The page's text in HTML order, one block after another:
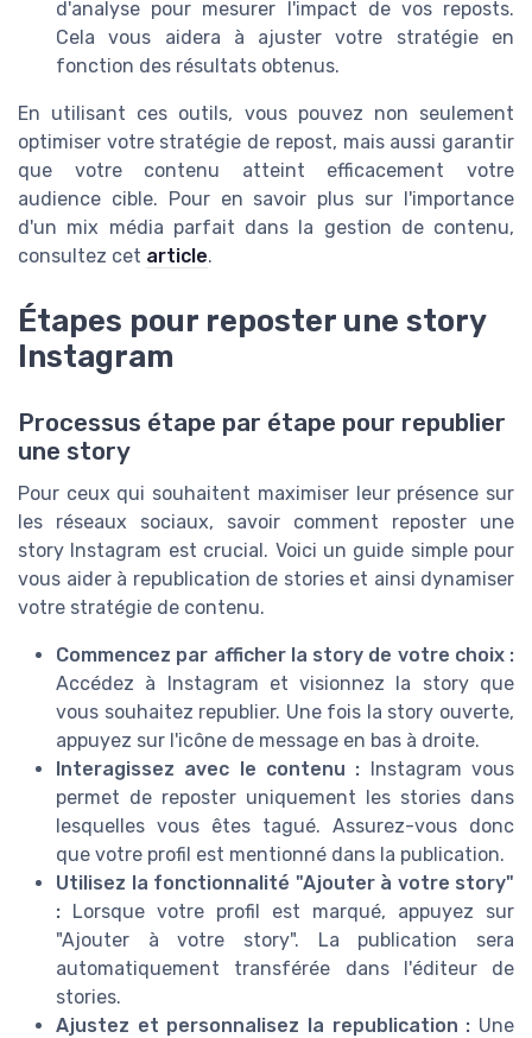
d'analyse pour mesurer l'impact de vos reposts.
Cela vous aidera à ajuster votre stratégie en
fonction des résultats obtenus.
En utilisant ces outils, vous pouvez non seulement
optimiser votre stratégie de repost, mais aussi garantir
que votre contenu atteint efficacement votre
audience cible. Pour en savoir plus sur l'importance
d'un mix média parfait dans la gestion de contenu,
consultez cet article.
Étapes pour reposter une story
Instagram
Processus étape par étape pour republier
une story
Pour ceux qui souhaitent maximiser leur présence sur
les réseaux sociaux, savoir comment reposter une
story Instagram est crucial. Voici un guide simple pour
vous aider à republication de stories et ainsi dynamiser
votre stratégie de contenu.
Commencez par afficher la story de votre choix :
Accédez à Instagram et visionnez la story que
vous souhaitez republier. Une fois la story ouverte,
appuyez sur l'icône de message en bas à droite.
Interagissez avec le contenu : Instagram vous
permet de reposter uniquement les stories dans
lesquelles vous êtes tagué. Assurez-vous donc
que votre profil est mentionné dans la publication.
Utilisez la fonctionnalité "Ajouter à votre story"
: Lorsque votre profil est marqué, appuyez sur
"Ajouter à votre story". La publication sera
automatiquement transférée dans l'éditeur de
stories.
Ajustez et personnalisez la republication : Une